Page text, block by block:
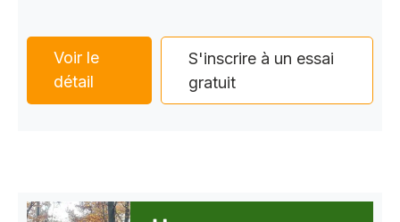
Voir le
détail
S'inscrire à un essai
gratuit